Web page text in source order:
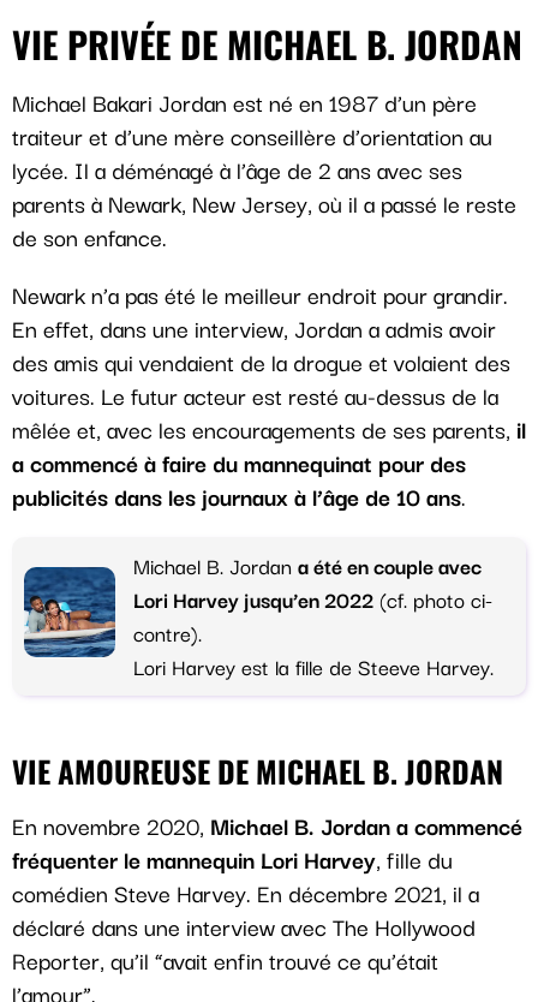
VIE PRIVÉE DE MICHAEL B. JORDAN
Michael Bakari Jordan est né en 1987 d’un père
traiteur et d’une mère conseillère d’orientation au
lycée. Il a déménagé à l’âge de 2 ans avec ses
parents à Newark, New Jersey, où il a passé le reste
de son enfance.
Newark n’a pas été le meilleur endroit pour grandir.
En effet, dans une interview, Jordan a admis avoir
des amis qui vendaient de la drogue et volaient des
voitures. Le futur acteur est resté au-dessus de la
mêlée et, avec les encouragements de ses parents, il
a commencé à faire du mannequinat pour des
publicités dans les journaux à l’âge de 10 ans.
Michael B. Jordan a été en couple avec
Lori Harvey jusqu’en 2022(cf. photo ci-
contre).
Lori Harvey est la fille de Steeve Harvey.
VIE AMOUREUSE DE MICHAEL B. JORDAN
En novembre 2020, Michael B. Jordan a commencé
fréquenter le mannequin Lori Harvey, fille du
comédien Steve Harvey. En décembre 2021, il a
déclaré dans une interview avec The Hollywood
Reporter, qu’il “avait enfin trouvé ce qu’était
l’amour”.